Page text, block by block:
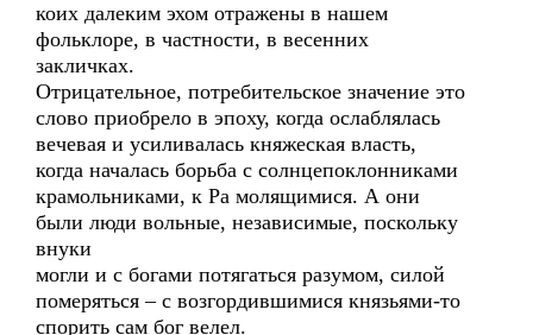
коих далеким эхом отражены в нашем
фольклоре, в частности, в весенних
закличках.
Отрицательное, потребительское значение это
слово приобрело в эпоху, когда ослаблялась
вечевая и усиливалась княжеская власть,
когда началась борьба с солнцепоклонниками
крамольниками, к Ра молящимися. А они
были люди вольные, независимые, поскольку
внуки
могли и с богами потягаться разумом, силой
померяться – с возгордившимися князьями-то
спорить сам бог велел.